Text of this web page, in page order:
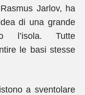
Jarlov, ha
di una grande
l’isola. Tutte
le basi stesse
a sventolare